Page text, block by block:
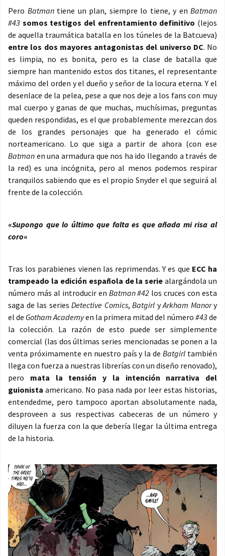
Pero Batmantiene un plan, siempre lo tiene, y en Batman
#43 somos testigos del enfrentamiento definitivo (lejos
de aquella traumática batalla en los túneles de la Batcueva)
entre los dos mayores antagonistas del universo DC. No
es limpia, no es bonita, pero es la clase de batalla que
siempre han mantenido estos dos titanes, el representante
máximo del orden y el dueño y señor de la locura eterna. Y el
desenlace de la pelea, pese a que nos deje a los fans con muy
mal cuerpo y ganas de que muchas, muchísimas, preguntas
queden respondidas, es el que probablemente merezcan dos
de los grandes personajes que ha generado el cómic
norteamericano. Lo que siga a partir de ahora (con ese
Batman en una armadura que nos ha ido llegando a través de
la red) es una incógnita, pero al menos podemos respirar
tranquilos sabiendo que es el propio Snyder el que seguirá al
frente de la colección.
«Supongo que lo último que falta es que añada mi risa al
coro«
Tras los parabienes vienen las reprimendas. Y es que ECC ha
trampeado la edición española de la serie alargándola un
número más al introducir en Batman #42 los cruces con esta
saga de las series Detective Comics, Batgirl yArkham Manory
el de Gotham Academyen la primera mitad del número #43de
la colección. La razón de esto puede ser simplemente
comercial (las dos últimas series mencionadas se ponen a la
venta próximamente en nuestro país y la deBatgirl también
llega con fuerza a nuestras librerías con un diseño renovado),
pero mata la tensión y la intención narrativa del
guionista americano. No pasa nada por leer estas historias,
entendedme, pero tampoco aportan absolutamente nada,
desproveen a sus respectivas cabeceras de un número y
diluyen la fuerza con la que debería llegar la última entrega
de la historia.